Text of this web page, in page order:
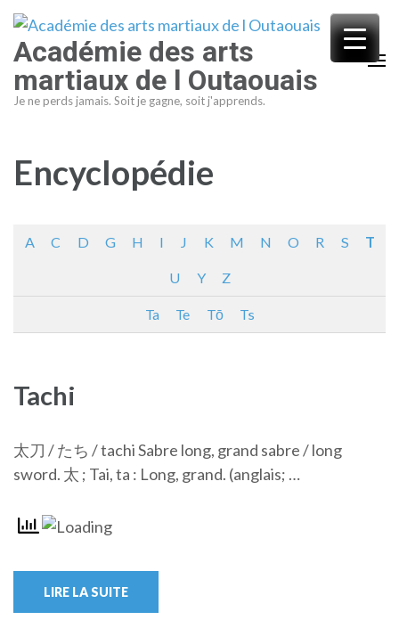
Aller
contenu
(Pressez
Entrée)
Académie des arts
martiaux de l Outaouais
Je ne perds jamais. Soit je gagne, soit j'apprends.
Encyclopédie
A C D G H I J K M N O R S T
U Y Z
Ta Te Tō Ts
Tachi
太刀 / たち / tachi Sabre long, grand sabre / long
sword. 太 ; Tai, ta : Long, grand. (anglais; …
LIRE LA SUITE